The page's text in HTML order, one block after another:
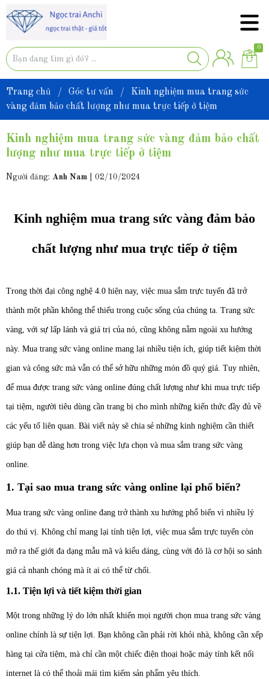
0
Trang chủ / Góc tư vấn /
Kinh nghiệm mua trang sức
vàng đảm bảo chất lượng như mua trực tiếp ở tiệm
Kinh nghiệm mua trang sức vàng đảm bảo chất
lượng như mua trực tiếp ở tiệm
Người đăng: Anh Nam 02/10/2024
Kinh nghiệm mua trang sức vàng đảm bảo
chất lượng như mua trực tiếp ở tiệm
Trong thời đại công nghệ 4.0 hiện nay, việc mua sắm trực tuyến đã trở
thành một phần không thể thiếu trong cuộc sống của chúng ta. Trang sức
vàng, với sự lấp lánh và giá trị của nó, cũng không nằm ngoài xu hướng
này. Mua trang sức vàng online mang lại nhiều tiện ích, giúp tiết kiệm thời
gian và công sức mà vẫn có thể sở hữu những món đồ quý giá. Tuy nhiên,
để mua được trang sức vàng online đúng chất lượng như khi mua trực tiếp
tại tiệm, người tiêu dùng cần trang bị cho mình những kiến thức đầy đủ về
các yếu tố liên quan. Bài viết này sẽ chia sẻ những kinh nghiệm cần thiết
giúp bạn dễ dàng hơn trong việc lựa chọn và mua sắm trang sức vàng
online.
1. Tại sao mua trang sức vàng online lại phổ biến?
Mua trang sức vàng online đang trở thành xu hướng phổ biến vì nhiều lý
do thú vị. Không chỉ mang lại tính tiện lợi, việc mua sắm trực tuyến còn
mở ra thế giới đa dạng mẫu mã và kiểu dáng, cùng với đó là cơ hội so sánh
giá cả nhanh chóng mà ít ai có thể từ chối.
1.1. Tiện lợi và tiết kiệm thời gian
Một trong những lý do lớn nhất khiến mọi người chọn mua trang sức vàng
online chính là sự tiện lợi. Bạn không cần phải rời khỏi nhà, không cần xếp
hàng tại cửa tiệm, mà chỉ cần một chiếc điện thoại hoặc máy tính kết nối
internet là có thể thoải mái tìm kiếm sản phẩm yêu thích.